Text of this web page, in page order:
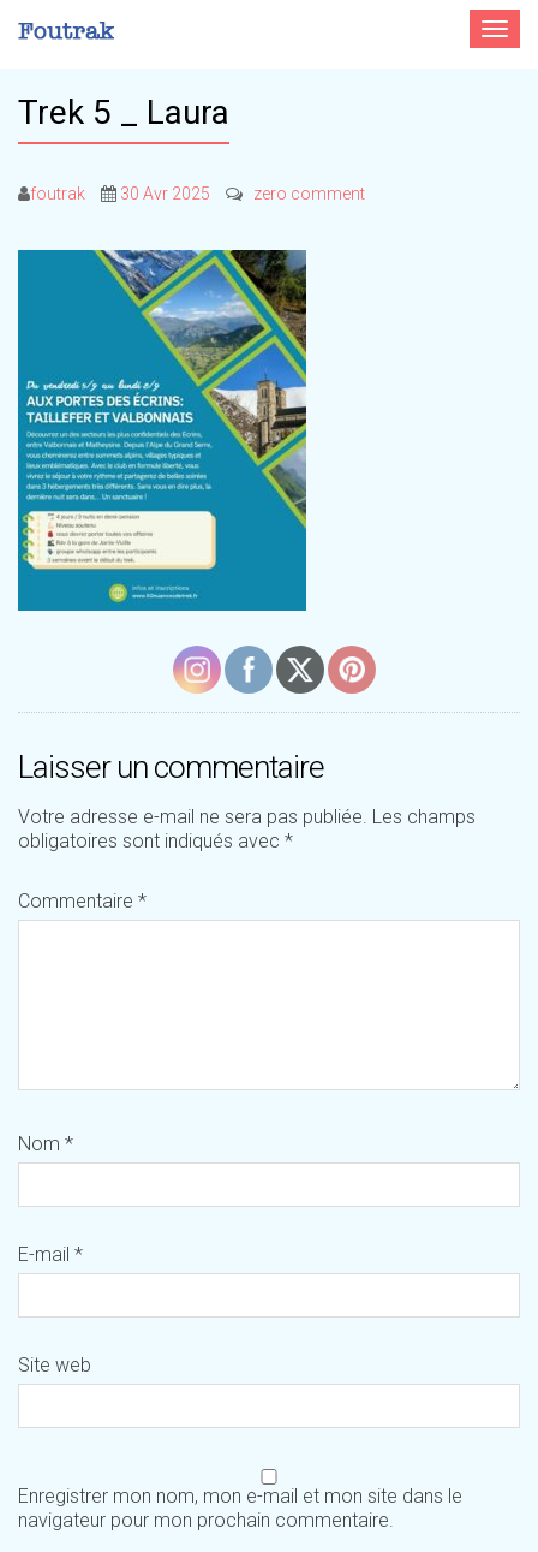
Toggle
Trek 5 _ Laura
foutrak 30 Avr 2025 zero comment
Laisser un commentaire
Votre adresse e-mail ne sera pas publiée. Les champs
obligatoires sont indiqués avec *
Commentaire *
Nom *
E-mail *
Site web
Enregistrer mon nom, mon e-mail et mon site dans le
navigateur pour mon prochain commentaire.